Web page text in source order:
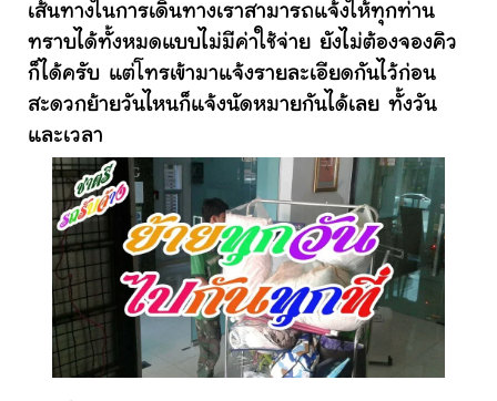
เส้นทางในการเดินทางเราสามารถแจ้งให้ทุกท่าน
ทราบได้ทั้งหมดแบบไม่มีค่าใช้จ่าย ยังไม่ต้องจองคิว
ก็ได้ครับ แต่โทรเข้ามาแจ้งรายละเอียดกันไว้ก่อน
สะดวกย้ายวันไหนก็แจ้งนัดหมายกันได้เลย ทั้งวัน
และเวลา